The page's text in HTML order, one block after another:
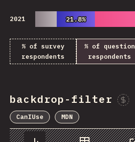
2021 21.8%
21.8%
% of survey
respondents
% of question
respondents
backdrop-filter
CanIUse MDN